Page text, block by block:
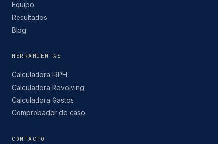
Equipo
Resultados
Blog
HERRAMIENTAS
Calculadora IRPH
Calculadora Revolving
Calculadora Gastos
Comprobador de caso
CONTACTO